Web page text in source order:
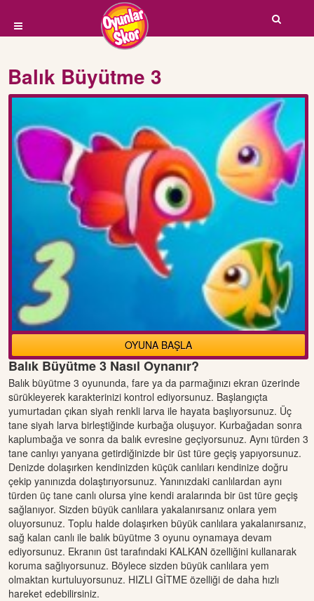
Balık Büyütme 3
OYUNA BAŞLA
Balık Büyütme 3 Nasıl Oynanır?
Balık büyütme 3 oyununda, fare ya da parmağınızı ekran üzerinde
sürükleyerek karakterinizi kontrol ediyorsunuz. Başlangıçta
yumurtadan çıkan siyah renkli larva ile hayata başlıyorsunuz. Üç
tane siyah larva birleştiğinde kurbağa oluşuyor. Kurbağadan sonra
kaplumbağa ve sonra da balık evresine geçiyorsunuz. Aynı türden 3
tane canlıyı yanyana getirdiğinizde bir üst türe geçiş yapıyorsunuz.
Denizde dolaşırken kendinizden küçük canlıları kendinize doğru
çekip yanınızda dolaştırıyorsunuz. Yanınızdaki canlılardan aynı
türden üç tane canlı olursa yine kendi aralarında bir üst türe geçiş
sağlanıyor. Sizden büyük canlılara yakalanırsanız onlara yem
oluyorsunuz. Toplu halde dolaşırken büyük canlılara yakalanırsanız,
sağ kalan canlı ile balık büyütme 3 oyunu oynamaya devam
ediyorsunuz. Ekranın üst tarafındaki KALKAN özelliğini kullanarak
koruma sağlıyorsunuz. Böylece sizden büyük canlılara yem
olmaktan kurtuluyorsunuz. HIZLI GİTME özelliği de daha hızlı
hareket edebilirsiniz.